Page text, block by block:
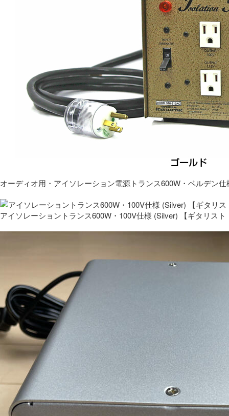
オーディオ用・アイソレーション電源トランス600W・ベルデン仕
アイソレーショントランス600W・100V仕様 (Silver) 【ギタリス